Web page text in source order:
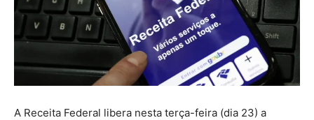
A Receita Federal libera nesta terça-feira (dia 23) a